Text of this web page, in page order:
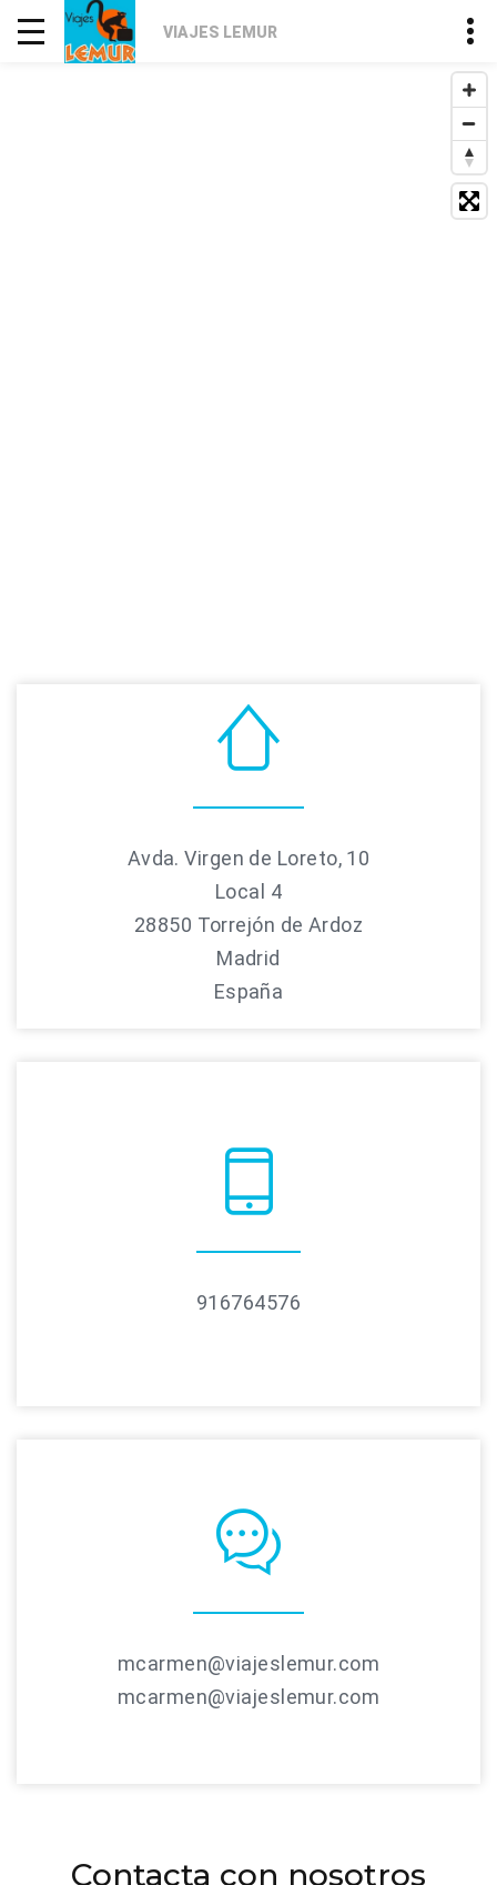
VIAJES LEMUR
Avda. Virgen de Loreto, 10
Local 4
28850 Torrejón de Ardoz
Madrid
España
916764576
mcarmen@viajeslemur.com
mcarmen@viajeslemur.com
Contacta con nosotros